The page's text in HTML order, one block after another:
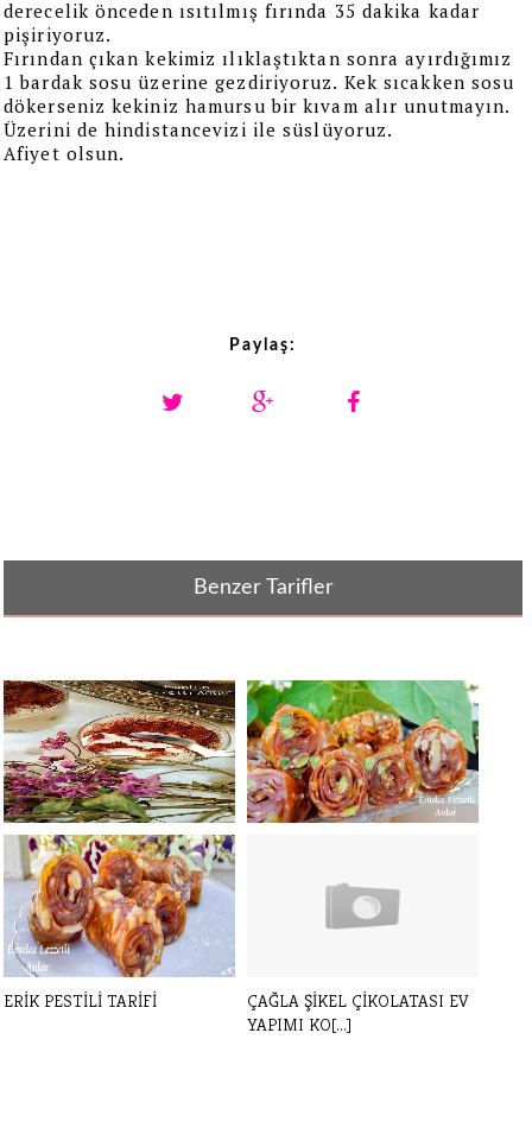
derecelik önceden ısıtılmış fırında 35 dakika kadar
pişiriyoruz.
Fırından çıkan kekimiz ılıklaştıktan sonra ayırdığımız
1 bardak sosu üzerine gezdiriyoruz. Kek sıcakken sosu
dökerseniz kekiniz hamursu bir kıvam alır unutmayın.
Üzerini de hindistancevizi ile süslüyoruz.
Afiyet olsun.
Paylaş:
Benzer Tarifler
KOLAY TİRAMİSU YAPIMI
KUPTA TİRAMİS[...]
ERİK PESTİLİ TARİFİ
ÇAĞLA ŞİKEL ÇİKOLATASI EV
YAPIMI KO[...]